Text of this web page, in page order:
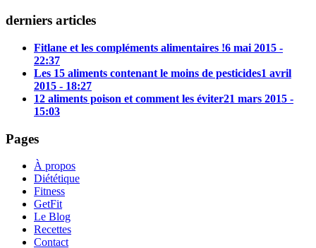
derniers articles
Fitlane et les compléments alimentaires !6 mai 2015 -
22:37
Les 15 aliments contenant le moins de pesticides1 avril
2015 - 18:27
12 aliments poison et comment les éviter21 mars 2015 -
15:03
Pages
À propos
Diététique
Fitness
GetFit
Le Blog
Recettes
Contact